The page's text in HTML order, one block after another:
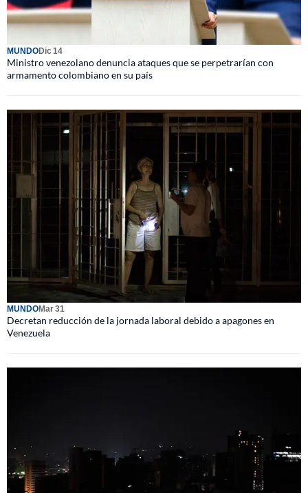
MUNDODic 14
Ministro venezolano denuncia ataques que se perpetrarían con
armamento colombiano en su país
MUNDOMar 31
Decretan reducción de la jornada laboral debido a apagones en
Venezuela